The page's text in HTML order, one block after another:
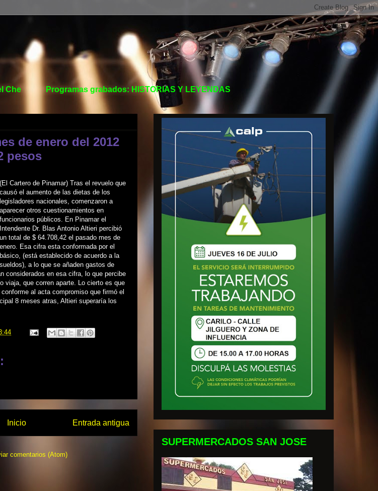
Che Programas grabados: HISTORIAS Y LEYENDAS
de enero del 2012
pesos
(El Cartero de Pinamar) Tras el revuelo que
causó el aumento de las dietas de los
legisladores nacionales, comenzaron a
aparecer otros cuestionamientos en
funcionarios públicos. En Pinamar el
Intendente Dr. Blas Antonio Altieri percibió
un total de $ 64.708,42 el pasado mes de
enero. Esa cifra esta conformada por el
básico, (está establecido de acuerdo a la
a lo que se añaden gastos de
considerados en esa cifra, lo que percibe
viaja, que corren aparte. Lo cierto es que
al acta compromiso que firmó el
8 meses atras, Altieri superaría los
Entrada antigua
Inicio
comentarios (Atom)
SUPERMERCADOS SAN JOSE